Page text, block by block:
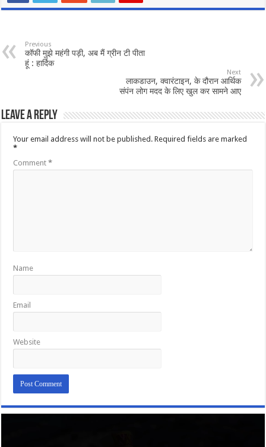
Previous
कॉफी मुझे महंगी पड़ी, अब मैं ग्रीन टी पीता
हूं : हार्दिक
Next
लाकडाउन, क्वारंटाइन, के दौरान आर्थिक
संपंन लोग मदद के लिए खुल कर सामने आए
Leave a Reply
Your email address will not be published. Required fields are marked
*
Comment*
Name
Email
Website